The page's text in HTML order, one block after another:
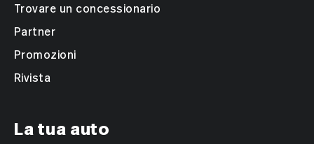
Trovare un concessionario
Partner
Promozioni
Rivista
La tua auto